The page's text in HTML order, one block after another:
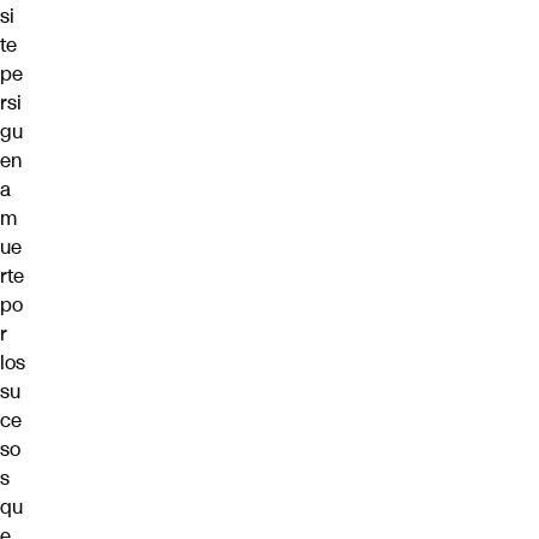
si
te
pe
rsi
gu
en
a
m
ue
rte
po
r
los
su
ce
so
s
qu